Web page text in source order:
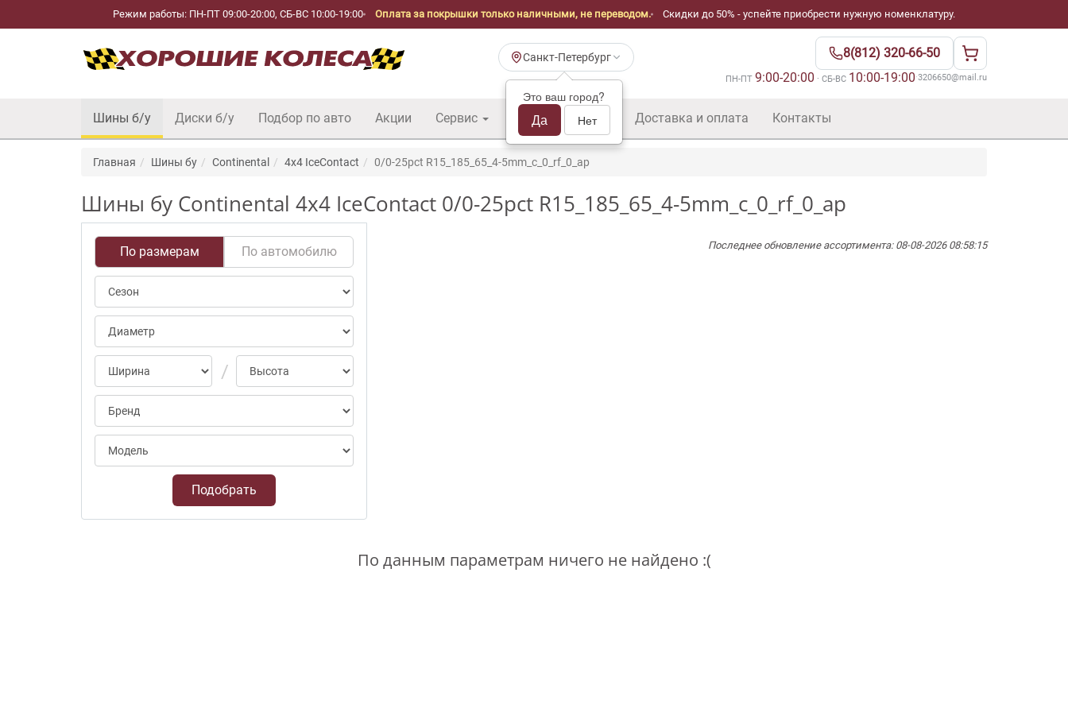
Режим работы: ПН-ПТ 09:00-20:00, СБ-ВС 10:00-19:00 Оплата за покрышки только наличными, не переводом. Скидки до 50% - успейте приобрести нужную номенклатуру.
Санкт-Петербург
Это ваш город?
Да Нет
8(812) 320-66-50
ПН-ПТ 9:00-20:00 · СБ-ВС 10:00-19:00·3206650@mail.ru
Шины б/у Диски б/у Подбор по авто Акции Сервис Шины б/у оптом Доставка и оплата Контакты
Главная Шины бу Continental 4x4 IceContact 0/0-25pct R15_185_65_4-5mm_c_0_rf_0_ap
Шины бу Continental 4x4 IceContact 0/0-25pct R15_185_65_4-5mm_c_0_rf_0_ap
По размерам По автомобилю
Подобрать
Последнее обновление ассортимента: 08-08-2026 08:58:15
По данным параметрам ничего не найдено :(